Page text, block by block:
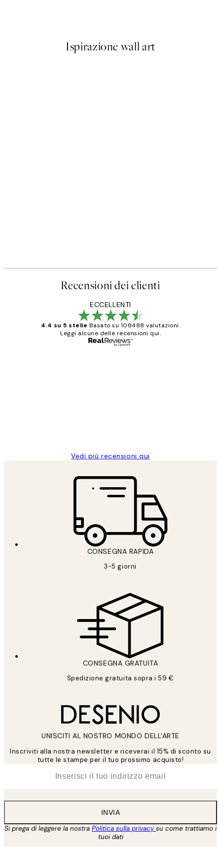
Ispirazione wall art
Recensioni dei clienti
ECCELLENTI
4.4 su 5 stelle Basato su 108488 valutazioni.
Leggi alcune delle recensioni qui.
Vedi più recensioni qui
CONSEGNA RAPIDA
3-5 giorni
CONSEGNA GRATUITA
Spedizione gratuita sopra i 59 €
UNISCITI AL NOSTRO MONDO DELL'ARTE
Inscriviti alla nostra newsletter e riceverai il 15% di sconto su
tutte le stampe per il tuo prossimo acquisto!
INVIA
Si prega di leggere la nostra Politica sulla privacysu come trattiamo i
tuoi dati